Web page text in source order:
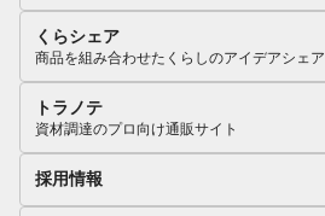
くらシェア
商品を組み合わせたくらしのアイデアシェア
トラノテ
資材調達のプロ向け通販サイト
採用情報